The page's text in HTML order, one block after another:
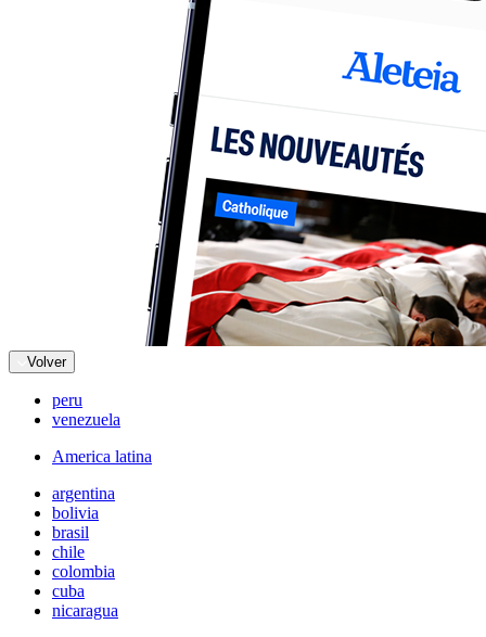
Volver
peru
venezuela
America latina
argentina
bolivia
brasil
chile
colombia
cuba
nicaragua